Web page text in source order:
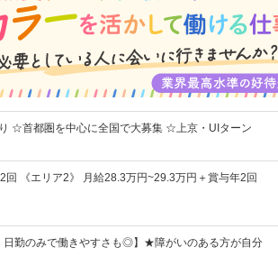
☆首都圏を中心に全国で大募集 ☆上京・UIターン
回 《エリア2》 月給28.3万円~29.3万円＋賞与年2回
日勤のみで働きやすさも◎】★障がいのある方が自分